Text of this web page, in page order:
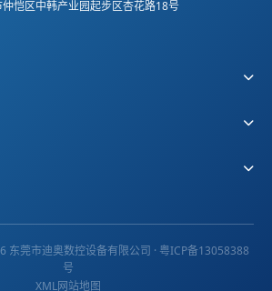
恺区中韩产业园起步区杏花路18号
半导体行业
新材料行业
莞市迪奥数控设备有限公司 · 粤ICP备13058388
号
XML网站地图